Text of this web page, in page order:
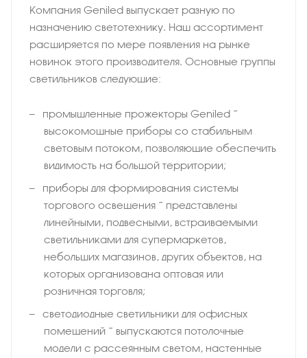
Компания Geniled выпускает разную по
назначению светотехнику. Наш ассортимент
расширяется по мере появления на рынке
новинок этого производителя. Основные группы
светильников следующие:
промышленные прожекторы Geniled −
высокомощные приборы со стабильным
световым потоком, позволяющие обеспечить
видимость на большой территории;
приборы для формирования системы
торгового освещения − представлены
линейными, подвесными, встраиваемыми
светильниками для супермаркетов,
небольших магазинов, других объектов, на
которых организована оптовая или
розничная торговля;
светодиодные светильники для офисных
помещений − выпускаются потолочные
модели с рассеянным светом, настенные